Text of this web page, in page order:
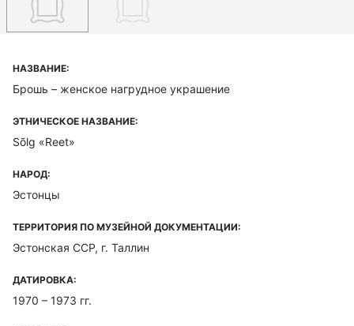
НАЗВАНИЕ:
Брошь – женское нагрудное украшение
ЭТНИЧЕСКОЕ НАЗВАНИЕ:
Sõlg «Reet»
НАРОД:
Эстонцы
ТЕРРИТОРИЯ ПО МУЗЕЙНОЙ ДОКУМЕНТАЦИИ:
Эстонская ССР, г. Таллин
ДАТИРОВКА:
1970 – 1973 гг.